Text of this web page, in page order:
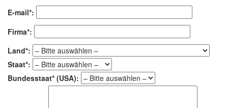
E-mail*:
Firma*:
Land*:
Staat*:
Bundesstaat* (USA):